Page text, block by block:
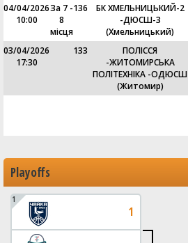
04/04/2026
10:00
За 7 -
8
місця
136
БК ХМЕЛЬНИЦЬКИЙ-2
-ДЮСШ-3
(Хмельницький)
03/04/2026
17:30
133
ПОЛІССЯ
-ЖИТОМИРСЬКА
ПОЛІТЕХНІКА -ОДЮСШ
(Житомир)
Playoffs
1
1